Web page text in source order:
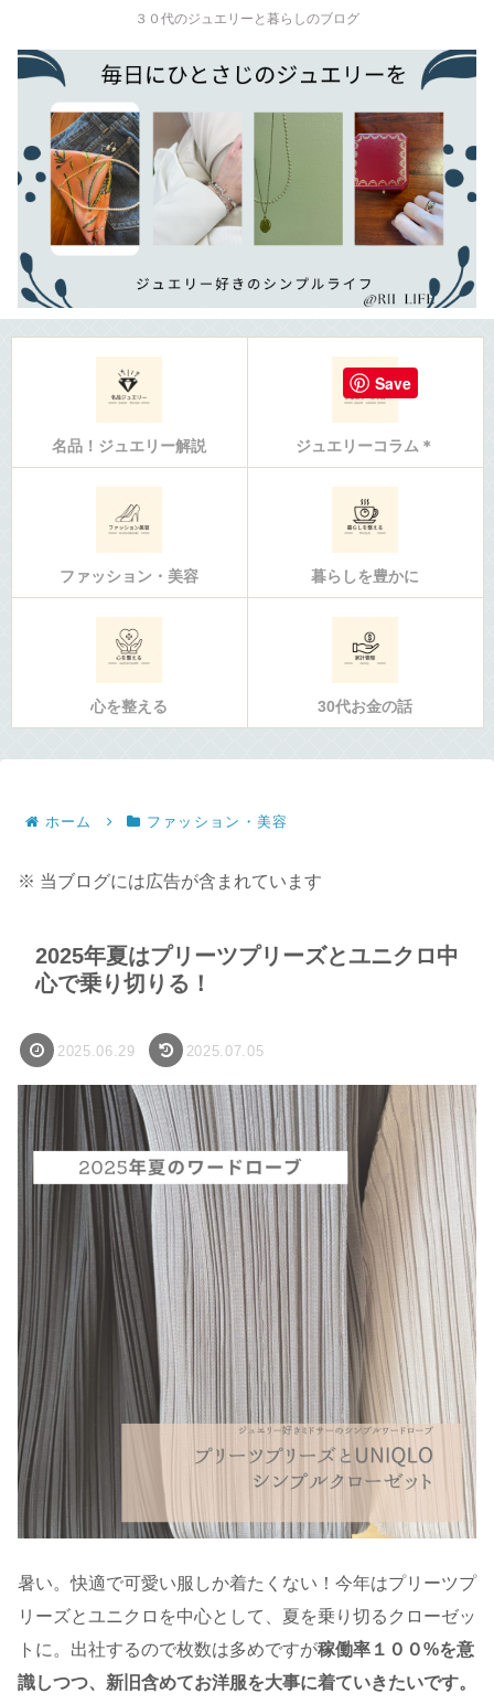
３０代のジュエリーと暮らしのブログ
名品！ジュエリー解説 ジュエリーコラム＊
ファッション・美容 暮らしを豊かに
心を整える 30代お金の話
ホーム ファッション・美容
※ 当ブログには広告が含まれています
2025年夏はプリーツプリーズとユニクロ中
心で乗り切りる！
2025.06.29 2025.07.05
暑い。快適で可愛い服しか着たくない！今年はプリーツプ
リーズとユニクロを中心として、夏を乗り切るクローゼッ
トに。出社するので枚数は多めですが稼働率１００%を意
識しつつ、新旧含めてお洋服を大事に着ていきたいです。
Save